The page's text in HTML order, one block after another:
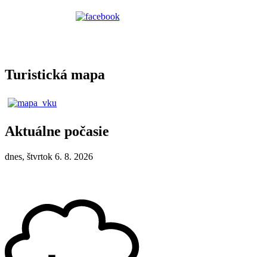
Turistická mapa
Aktuálne počasie
dnes, štvrtok 6. 8. 2026